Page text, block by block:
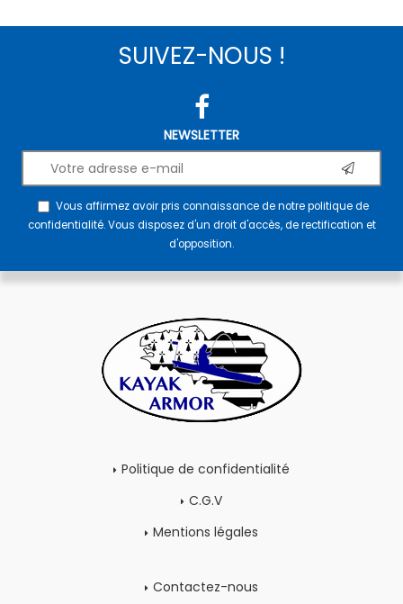
SUIVEZ-NOUS !
NEWSLETTER
Vous affirmez avoir pris connaissance de notrepolitique de
confidentialité. Vous disposez d'un droit d'accès, de rectification et
d'opposition.
Politique de confidentialité
C.G.V
Mentions légales
Contactez-nous